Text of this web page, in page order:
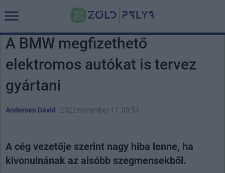
A BMW megfizethető
elektromos autókat is tervez
gyártani
Andersen Dávid | 2022 november 17. 08:51
A cég vezetője szerint nagy hiba lenne, ha
kivonulnának az alsóbb szegmensekből.